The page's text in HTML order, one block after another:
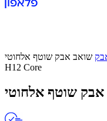
שואב אבק שוטף אלחוטי Dreame
H12 Core